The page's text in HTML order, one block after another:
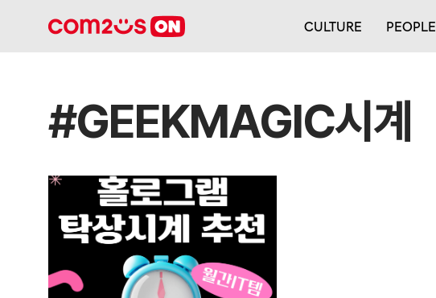
CULTURE PEOPLE
#GEEKMAGIC시계